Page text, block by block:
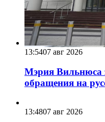
13:5407 авг 2026
Мэрия Вильнюса
обращения на
13:4807 авг 2026